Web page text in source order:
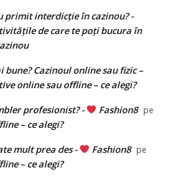
primit interdicție în cazinou? -
de care te poți bucura în
Cazinoul online sau fizic –
online sau offline – ce alegi?
profesionist? -
Fashion8 pe
– ce alegi?
mult prea des -
Fashion8 pe
– ce alegi?